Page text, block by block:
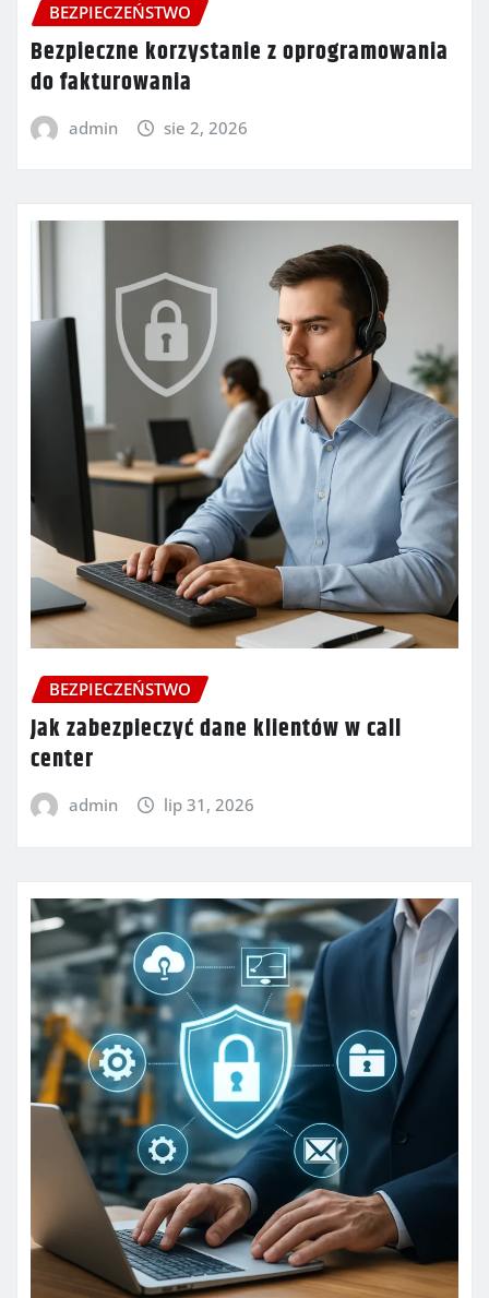
BEZPIECZEŃSTWO
Bezpieczne korzystanie z oprogramowania
do fakturowania
admin sie 2, 2026
BEZPIECZEŃSTWO
Jak zabezpieczyć dane klientów w call
center
admin lip 31, 2026